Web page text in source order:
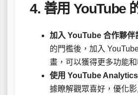
4. 善用 YouTube
加入 YouTube 合作夥伴
的門檻後，加入
畫，可以獲得更多功能和
使用 YouTube Analytics
據瞭解觀眾喜好，優化